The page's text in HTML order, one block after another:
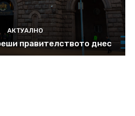
АКТУАЛНО
правителството днес